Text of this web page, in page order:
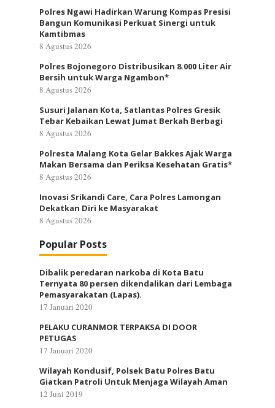
Polres Ngawi Hadirkan Warung Kompas Presisi
Bangun Komunikasi Perkuat Sinergi untuk
Kamtibmas
8 Agustus 2026
Polres Bojonegoro Distribusikan 8.000 Liter Air
Bersih untuk Warga Ngambon*
8 Agustus 2026
Susuri Jalanan Kota, Satlantas Polres Gresik
Tebar Kebaikan Lewat Jumat Berkah Berbagi
8 Agustus 2026
Polresta Malang Kota Gelar Bakkes Ajak Warga
Makan Bersama dan Periksa Kesehatan Gratis*
8 Agustus 2026
Inovasi Srikandi Care, Cara Polres Lamongan
Dekatkan Diri ke Masyarakat
8 Agustus 2026
Popular Posts
Dibalik peredaran narkoba di Kota Batu
Ternyata 80 persen dikendalikan dari Lembaga
Pemasyarakatan (Lapas).
17 Januari 2020
PELAKU CURANMOR TERPAKSA DI DOOR
PETUGAS
17 Januari 2020
Wilayah Kondusif, Polsek Batu Polres Batu
Giatkan Patroli Untuk Menjaga Wilayah Aman
12 Juni 2019